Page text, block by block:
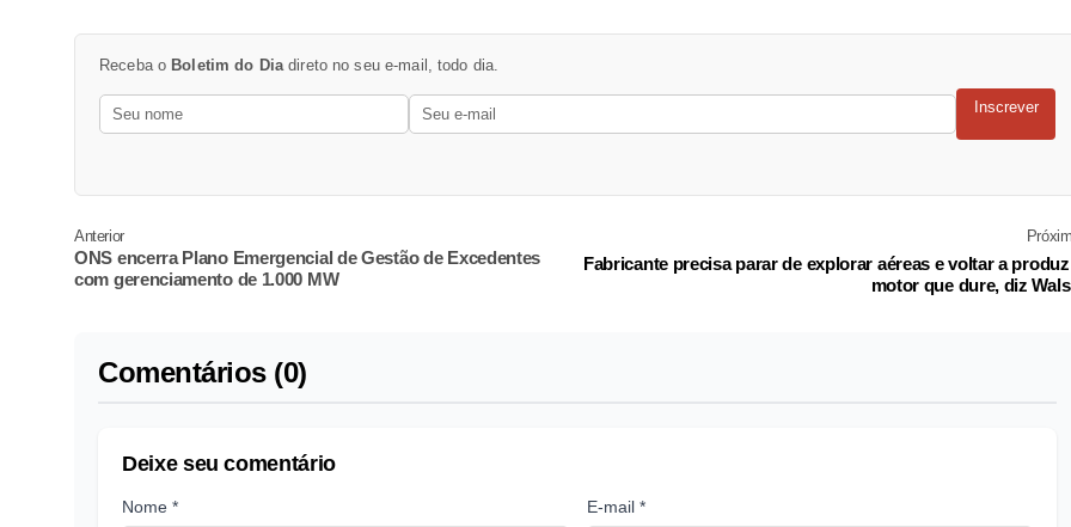
Receba o Boletim do Diadireto no seu e-mail, todo dia.
Inscrever
Anterior
ONS encerra Plano Emergencial de Gestão de Excedentes
com gerenciamento de 1.000 MW
Fabricante precisa parar de explorar aéreas e voltar a
motor que dure, diz
Comentários (0)
Deixe seu comentário
Nome * E-mail *